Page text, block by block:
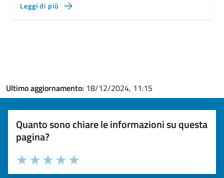
Leggi di più
Ultimo aggiornamento: 18/12/2024, 11:15
Quanto sono chiare le informazioni su questa
pagina?
Valuta la chiarezza delle informazioni (da 1 a 5 stelle)
Seleziona il numero di stelle per valutare la chiarezza delle
Valuta 5 stelle su 5
Valuta 4 stelle su 5
Valuta 3 stelle su 5
Valuta 2 stelle su 5
Valuta 1 stelle su 5